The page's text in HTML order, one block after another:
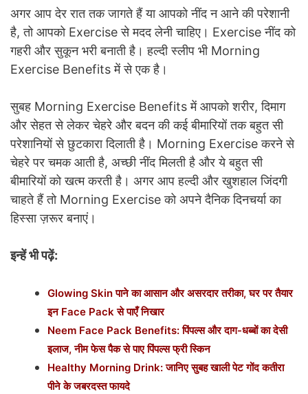
अगर आप देर रात तक जागते हैं या आपको नींद न आने की परेशानी
है, तो आपको Exercise से मदद लेनी चाहिए। Exercise नींद को
गहरी और सुकून भरी बनाती है। हल्दी स्लीप भी Morning
Exercise Benefits में से एक है।
सुबह Morning Exercise Benefits में आपको शरीर, दिमाग
और सेहत से लेकर चेहरे और बदन की कई बीमारियों तक बहुत सी
परेशानियों से छुटकारा दिलाती है। Morning Exercise करने से
चेहरे पर चमक आती है, अच्छी नींद मिलती है और ये बहुत सी
बीमारियों को खत्म करती है। अगर आप हल्दी और खुशहाल जिंदगी
चाहते हैं तो Morning Exercise को अपने दैनिक दिनचर्या का
हिस्सा ज़रूर बनाएं।
इन्हें भी पढ़ें:
Glowing Skin पाने का आसान और असरदार तरीका, घर पर तैयार
इन Face Pack से पाएँ निखार
Neem Face Pack Benefits: पिंपल्स और दाग-धब्बों का देसी
इलाज, नीम फेस पैक से पाए पिंपल्स फ्री स्किन
Healthy Morning Drink: जानिए सुबह खाली पेट गोंद कतीरा
पीने के जबरदस्त फायदे